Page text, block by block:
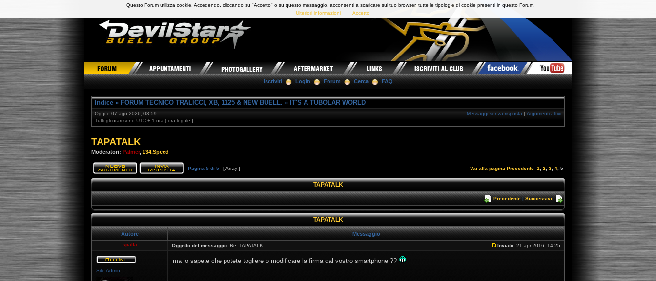
DevilStars Club Buell Italia
Iscriviti Login Forum Cerca FAQ
Indice » FORUM TECNICO TRALICCI, XB, 1125 & NEW BUELL. » IT'S A TUBOLAR WORLD
Oggi è 07 ago 2026, 03:59
Tutti gli orari sono UTC + 1 ora [ ora legale ]
Messaggi senza risposta | Argomenti attivi
TAPATALK
Moderatori: Palmer, 134.Speed
Pagina 5 di 5 [ Array ] Vai alla pagina Precedente 1 2 3 4 5
TAPATALK
Precedente| Successivo
TAPATALK
Autore Messaggio
spalla Oggetto del messaggio: Re: TAPATALK Inviato: 21 apr 2016, 14:25
Site Admin
ma lo sapete che potete togliere o modificare la firma dal vostro smartphone ??
Questo Forum utilizza cookie. Accedendo, cliccando su "Accetto" o su questo messaggio, acconsenti a scaricare sul tuo browser, tutte le tipologie di cookie presenti in questo Forum.
Ulteriori informazioni
Accetto